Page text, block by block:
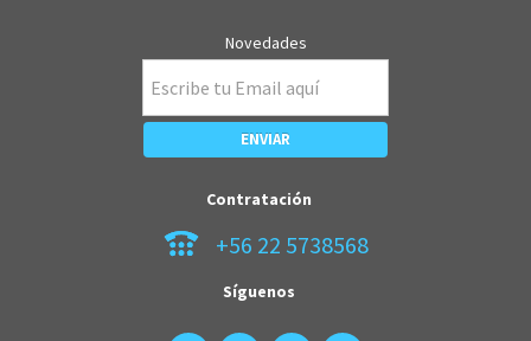
Novedades
Contratación
+56 22 5738568
Síguenos